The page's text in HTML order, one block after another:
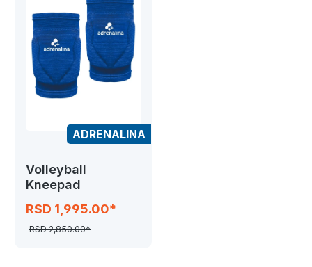
ADRENALINA
Volleyball
Kneepad
RSD 1,995.00*
RSD 2,850.00*